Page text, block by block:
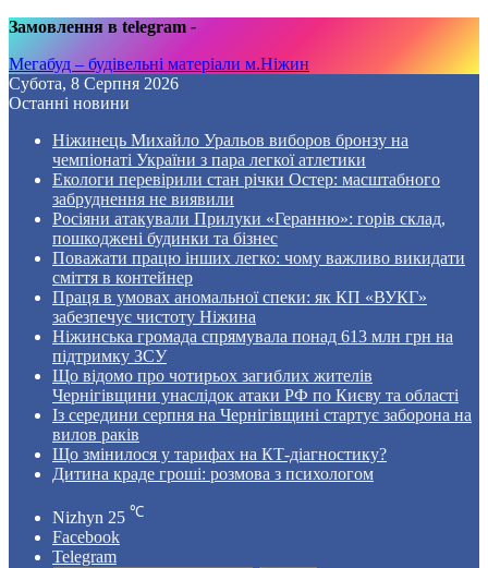
Замовлення в telegram -
Мегабуд – будівельні матеріали м.Ніжин
Субота, 8 Серпня 2026
Останні новини
Ніжинець Михайло Уральов виборов бронзу на
чемпіонаті України з пара легкої атлетики
Екологи перевірили стан річки Остер: масштабного
забруднення не виявили
Росіяни атакували Прилуки «Геранню»: горів склад,
пошкоджені будинки та бізнес
Поважати працю інших легко: чому важливо викидати
сміття в контейнер
Праця в умовах аномальної спеки: як КП «ВУКГ»
забезпечує чистоту Ніжина
Ніжинська громада спрямувала понад 613 млн грн на
підтримку ЗСУ
Що відомо про чотирьох загиблих жителів
Чернігівщини унаслідок атаки РФ по Києву та області
Із середини серпня на Чернігівщині стартує заборона на
вилов раків
Що змінилося у тарифах на КТ-діагностику?
Дитина краде гроші: розмова з психологом
Nizhyn 25 ℃
Facebook
Telegram